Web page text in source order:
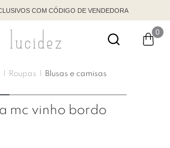
COM CÓDIGO DE VENDEDORA
0
Roupas Blusas e camisas
mc vinho bordo